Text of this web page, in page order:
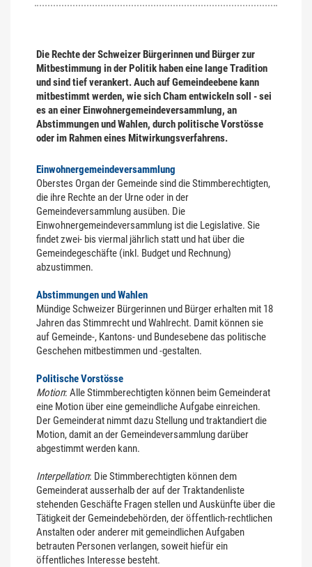
Die Rechte der Schweizer Bürgerinnen und Bürger zur
Mitbestimmung in der Politik haben eine lange Tradition
und sind tief verankert. Auch auf Gemeindeebene kann
mitbestimmt werden, wie sich Cham entwickeln soll - sei
es an einer Einwohnergemeindeversammlung, an
Abstimmungen und Wahlen, durch politische Vorstösse
oder im Rahmen eines Mitwirkungsverfahrens.
Einwohnergemeindeversammlung
Oberstes Organ der Gemeinde sind die Stimmberechtigten,
die ihre Rechte an der Urne oder in der
Gemeindeversammlung ausüben. Die
Einwohnergemeindeversammlung ist die Legislative. Sie
findet zwei- bis viermal jährlich statt und hat über die
Gemeindegeschäfte (inkl. Budget und Rechnung)
abzustimmen.
Abstimmungen und Wahlen
Mündige Schweizer Bürgerinnen und Bürger erhalten mit 18
Jahren das Stimmrecht und Wahlrecht. Damit können sie
auf Gemeinde-, Kantons- und Bundesebene das politische
Geschehen mitbestimmen und -gestalten.
Politische Vorstösse
Motion: Alle Stimmberechtigten können beim Gemeinderat
eine Motion über eine gemeindliche Aufgabe einreichen.
Der Gemeinderat nimmt dazu Stellung und traktandiert die
Motion, damit an der Gemeindeversammlung darüber
abgestimmt werden kann.
Interpellation: Die Stimmberechtigten können dem
Gemeinderat ausserhalb der auf der Traktandenliste
stehenden Geschäfte Fragen stellen und Auskünfte über die
Tätigkeit der Gemeindebehörden, der öffentlich-rechtlichen
Anstalten oder anderer mit gemeindlichen Aufgaben
betrauten Personen verlangen, soweit hiefür ein
öffentliches Interesse besteht.